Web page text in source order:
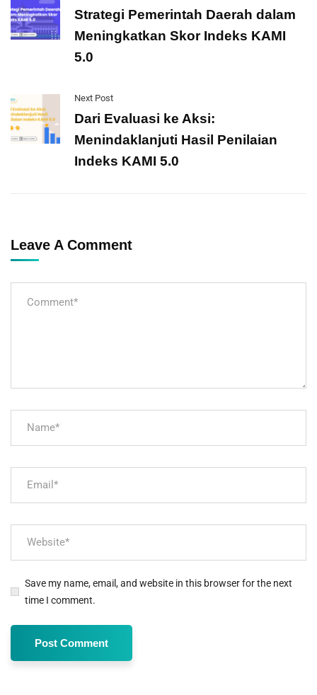
Strategi Pemerintah Daerah dalam
Meningkatkan Skor Indeks KAMI
5.0
Next Post
Dari Evaluasi ke Aksi:
Menindaklanjuti Hasil Penilaian
Indeks KAMI 5.0
Leave A Comment
Save my name, email, and website in this browser for the next
time I comment.